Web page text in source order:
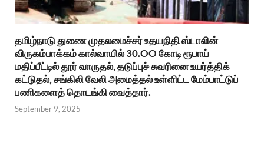
தமிழ்நாடு துணை முதலமைச்சர் உதயநிதி ஸ்டாலின்
விருகம்பாக்கம் கால்வாயில் 30.OO கோடி ரூபாய்
மதிப்பீட்டில் தூர் வாருதல், தடுப்புச் சுவரினை உயர்த்திக்
கட்டுதல், சங்கிலி வேலி அமைத்தல் உள்ளிட்ட மேம்பாட்டுப்
பணிகளைத் தொடங்கி வைத்தார்.
September 9, 2025